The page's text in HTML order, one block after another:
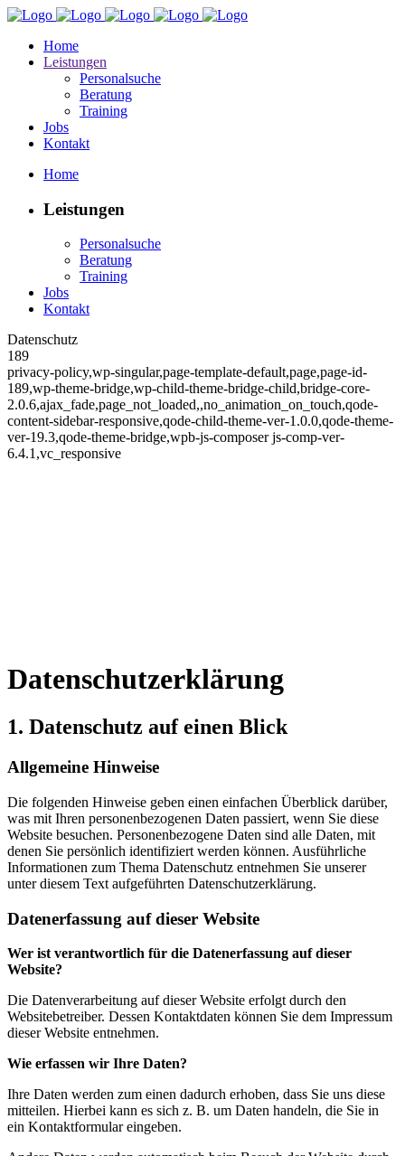
Home
Leistungen
Personalsuche
Beratung
Training
Jobs
Kontakt
Home
Leistungen
Personalsuche
Beratung
Training
Jobs
Kontakt
Datenschutz
189
privacy-policy,wp-singular,page-template-default,page,page-id-
189,wp-theme-bridge,wp-child-theme-bridge-child,bridge-core-
2.0.6,ajax_fade,page_not_loaded,,no_animation_on_touch,qode-
content-sidebar-responsive,qode-child-theme-ver-1.0.0,qode-theme-
ver-19.3,qode-theme-bridge,wpb-js-composer js-comp-ver-
6.4.1,vc_responsive
Datenschutzerklärung
1. Datenschutz auf einen Blick
Allgemeine Hinweise
Die folgenden Hinweise geben einen einfachen Überblick darüber,
was mit Ihren personenbezogenen Daten passiert, wenn Sie diese
Website besuchen. Personenbezogene Daten sind alle Daten, mit
denen Sie persönlich identifiziert werden können. Ausführliche
Informationen zum Thema Datenschutz entnehmen Sie unserer
unter diesem Text aufgeführten Datenschutzerklärung.
Datenerfassung auf dieser Website
Wer ist verantwortlich für die Datenerfassung auf dieser
Website?
Die Datenverarbeitung auf dieser Website erfolgt durch den
Websitebetreiber. Dessen Kontaktdaten können Sie dem Impressum
dieser Website entnehmen.
Wie erfassen wir Ihre Daten?
Ihre Daten werden zum einen dadurch erhoben, dass Sie uns diese
mitteilen. Hierbei kann es sich z. B. um Daten handeln, die Sie in
ein Kontaktformular eingeben.